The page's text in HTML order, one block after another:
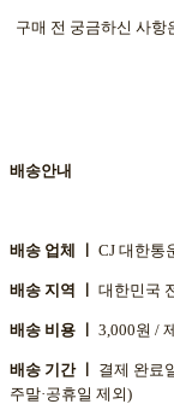
구매 전 궁금하신 사
배송안내
배송 업체 ㅣ CJ 대한통
배송 지역 ㅣ 대한민국
배송 비용 ㅣ 3,000원 /
배송 기간 ㅣ 결제 완료
주말·공휴일 제외)